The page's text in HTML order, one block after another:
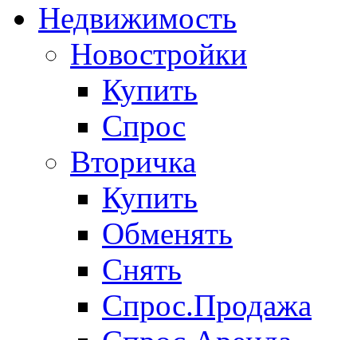
Недвижимость
Новостройки
Купить
Спрос
Вторичка
Купить
Обменять
Снять
Спрос.Продажа